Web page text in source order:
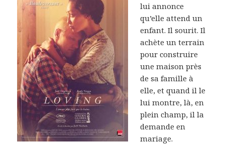
lui annonce
qu’elle attend un
enfant. Il sourit. Il
achète un terrain
pour construire
une maison près
de sa famille à
elle, et quand il le
lui montre, là, en
plein champ, il la
demande en
mariage.